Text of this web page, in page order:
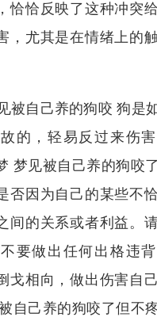
恰恰反映了这种冲突
，尤其是在情绪上的
被自己养的狗咬 狗是
的，轻易反过来伤
梦见被自己养的狗咬
否因为自己的某些不
间的关系或者利益。
要做出任何出格违
戈相向，做出伤害自己
自己养的狗咬了但不